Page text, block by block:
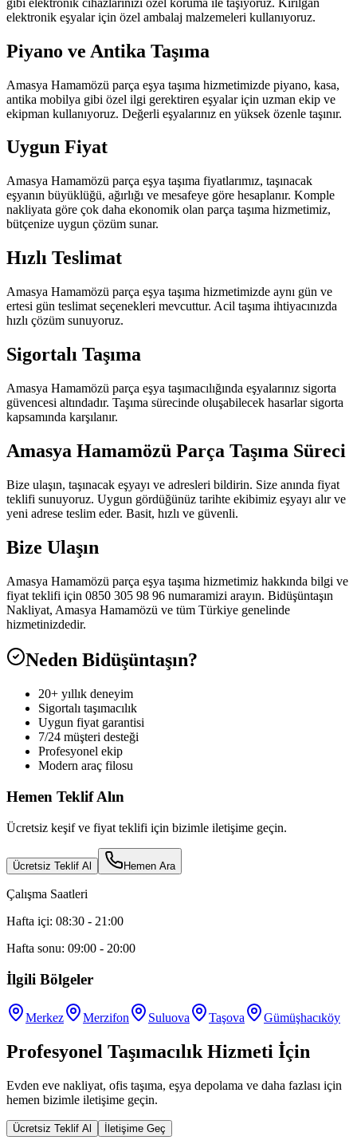
elektronik eşyalar için özel ambalaj malzemeleri kullanıyoruz.
Piyano ve Antika Taşıma
Amasya Hamamözü parça eşya taşıma hizmetimizde piyano, kasa,
antika mobilya gibi özel ilgi gerektiren eşyalar için uzman ekip ve
ekipman kullanıyoruz. Değerli eşyalarınız en yüksek özenle taşınır.
Uygun Fiyat
Amasya Hamamözü parça eşya taşıma fiyatlarımız, taşınacak
eşyanın büyüklüğü, ağırlığı ve mesafeye göre hesaplanır. Komple
nakliyata göre çok daha ekonomik olan parça taşıma hizmetimiz,
bütçenize uygun çözüm sunar.
Hızlı Teslimat
Amasya Hamamözü parça eşya taşıma hizmetimizde aynı gün ve
ertesi gün teslimat seçenekleri mevcuttur. Acil taşıma ihtiyacınızda
hızlı çözüm sunuyoruz.
Sigortalı Taşıma
Amasya Hamamözü parça eşya taşımacılığında eşyalarınız sigorta
güvencesi altındadır. Taşıma sürecinde oluşabilecek hasarlar sigorta
kapsamında karşılanır.
Amasya Hamamözü Parça Taşıma Süreci
Bize ulaşın, taşınacak eşyayı ve adresleri bildirin. Size anında fiyat
teklifi sunuyoruz. Uygun gördüğünüz tarihte ekibimiz eşyayı alır ve
yeni adrese teslim eder. Basit, hızlı ve güvenli.
Bize Ulaşın
Amasya Hamamözü parça eşya taşıma hizmetimiz hakkında bilgi ve
fiyat teklifi için 0850 305 98 96 numaramizi arayın. Bidüşüntaşın
Nakliyat, Amasya Hamamözü ve tüm Türkiye genelinde
hizmetinizdedir.
Neden Bidüşüntaşın?
20+ yıllık deneyim
Sigortalı taşımacılık
Uygun fiyat garantisi
7/24 müşteri desteği
Profesyonel ekip
Modern araç filosu
Hemen Teklif Alın
Ücretsiz keşif ve fiyat teklifi için bizimle iletişime geçin.
Ücretsiz Teklif Al Hemen Ara
Çalışma Saatleri
Hafta içi: 08:30 - 21:00
Hafta sonu: 09:00 - 20:00
İlgili Bölgeler
Merkez Merzifon Suluova Taşova Gümüşhacıköy
Profesyonel Taşımacılık Hizmeti İçin
Evden eve nakliyat, ofis taşıma, eşya depolama ve daha fazlası için
hemen bizimle iletişime geçin.
Ücretsiz Teklif Al İletişime Geç